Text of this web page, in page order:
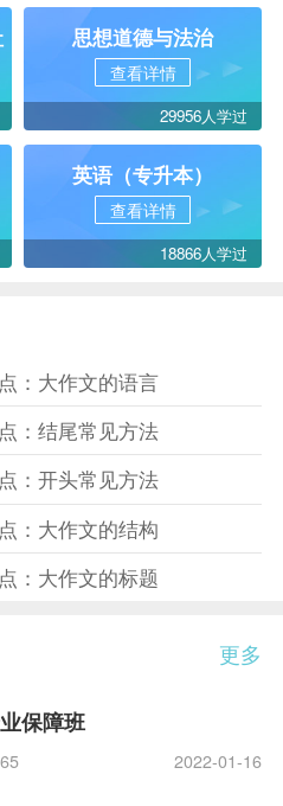
思想道德与法治
查看详情
29956人学过
英语（专升本）
查看详情
18866人学过
：大作文的语言
：结尾常见方法
：开头常见方法
：大作文的结构
：大作文的标题
更多
保障班
2022-01-16